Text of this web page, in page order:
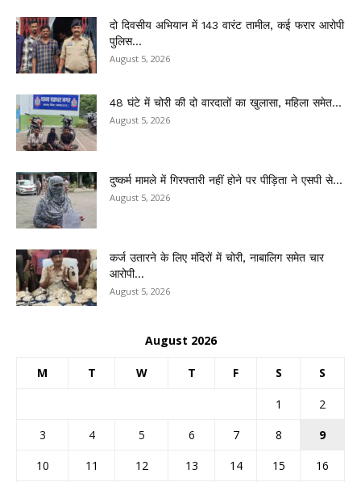
दो दिवसीय अभियान में 143 वारंट तामील, कई फरार आरोपी
पुलिस...
August 5, 2026
48 घंटे में चोरी की दो वारदातों का खुलासा, महिला समेत...
August 5, 2026
दुष्कर्म मामले में गिरफ्तारी नहीं होने पर पीड़िता ने एसपी से...
August 5, 2026
कर्ज उतारने के लिए मंदिरों में चोरी, नाबालिग समेत चार
आरोपी...
August 5, 2026
August 2026
M T W T F S S
1
2
3
4 5 6 7 8
9
10
11 12 13 14 15
16